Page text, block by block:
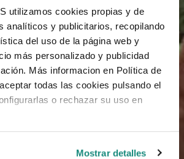
utilizamos cookies propias y de
analíticos y publicitarios, recopilando
del uso de la página web y
más personalizado y publicidad
Más informacion en Política de
todas las cookies pulsando el
o rechazar su uso en
Mostrar detalles